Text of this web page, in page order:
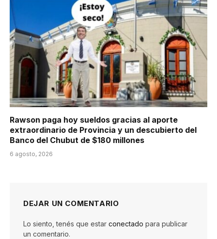
Rawson paga hoy sueldos gracias al aporte
extraordinario de Provincia y un descubierto del
Banco del Chubut de $180 millones
6 agosto, 2026
DEJAR UN COMENTARIO
Lo siento, tenés que estar conectado para publicar
un comentario.